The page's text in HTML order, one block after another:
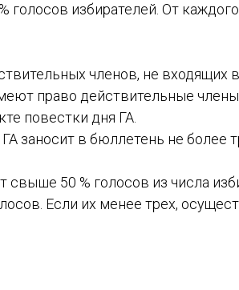
голосов избирателей. От
членов, не входящих
право действительные
повестки дня ГА.
заносит в бюллетень не более
50 % голосов из числа
Если их менее трех,